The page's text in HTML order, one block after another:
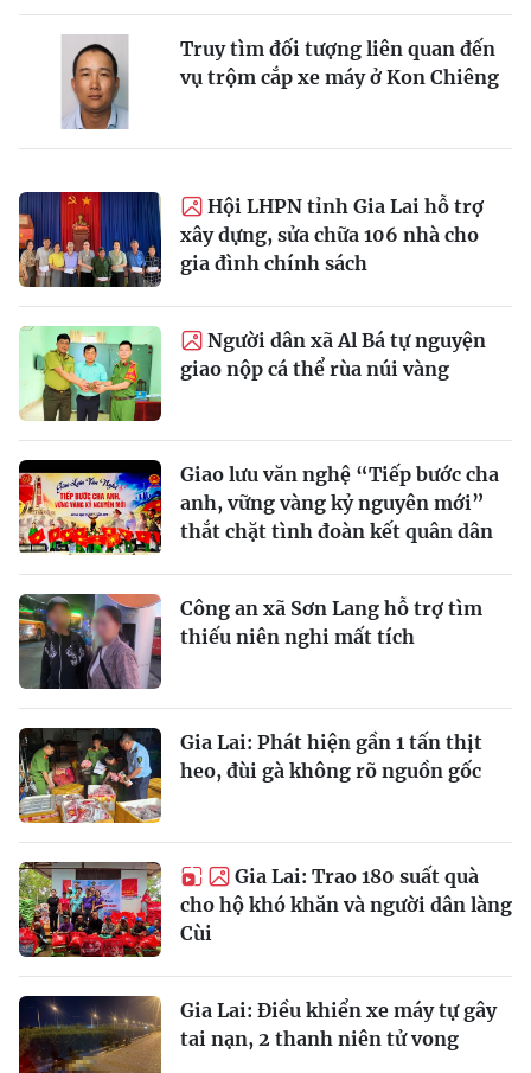
Truy tìm đối tượng liên quan đến
vụ trộm cắp xe máy ở Kon Chiêng
Hội LHPN tỉnh Gia Lai hỗ trợ
xây dựng, sửa chữa 106 nhà cho
gia đình chính sách
Người dân xã Al Bá tự nguyện
giao nộp cá thể rùa núi vàng
Giao lưu văn nghệ “Tiếp bước cha
anh, vững vàng kỷ nguyên mới”
thắt chặt tình đoàn kết quân dân
Công an xã Sơn Lang hỗ trợ tìm
thiếu niên nghi mất tích
Gia Lai: Phát hiện gần 1 tấn thịt
heo, đùi gà không rõ nguồn gốc
Gia Lai: Trao 180 suất quà
cho hộ khó khăn và người dân làng
Cùi
Gia Lai: Điều khiển xe máy tự gây
tai nạn, 2 thanh niên tử vong